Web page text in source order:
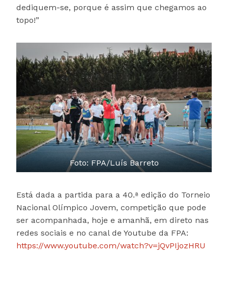
dediquem-se, porque é assim que chegamos ao
topo!”
Foto: FPA/Luís Barreto
Está dada a partida para a 40.ª edição do Torneio
Nacional Olímpico Jovem, competição que pode
ser acompanhada, hoje e amanhã, em direto nas
redes sociais e no canal de Youtube da FPA:
https://www.youtube.com/watch?v=jQvPIjozHRU